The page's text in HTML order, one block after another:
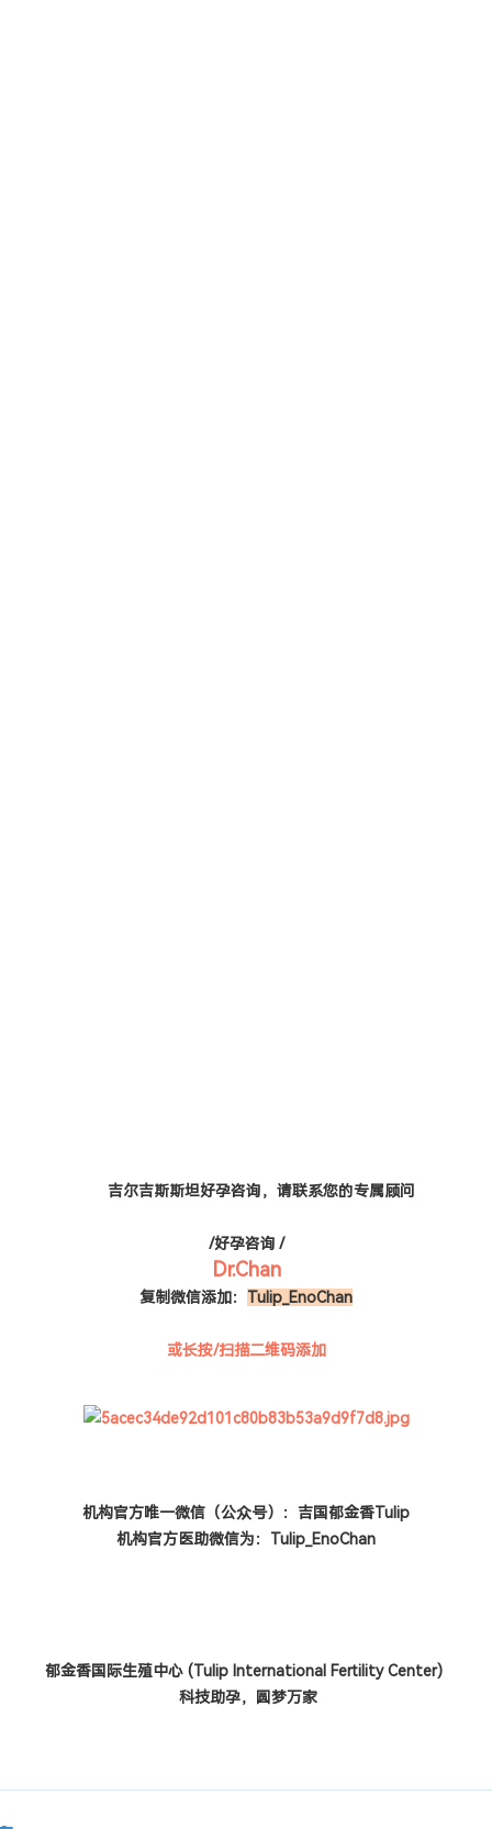
吉尔吉斯斯坦好孕咨询，请联系您的专属顾问
/好孕咨询 /
Dr.Chan
复制微信添加： Tulip_EnoChan
或长按/扫描二维码添加
机构官方唯一微信（公众号）：吉国郁金香Tulip
机构官方医助微信为：Tulip_EnoChan
郁金香国际生殖中心 (Tulip International Fertility Center)
科技助孕，圆梦万家